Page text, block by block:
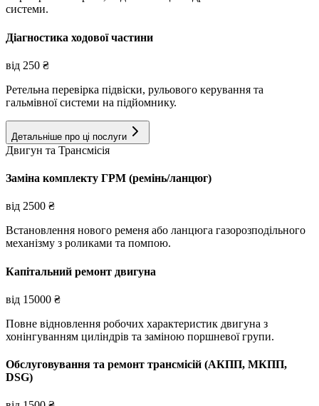
системи.
Діагностика ходової частини
від 250 ₴
Ретельна перевірка підвіски, рульового керування та
гальмівної системи на підйомнику.
Детальніше про ці послуги
Двигун та Трансмісія
Заміна комплекту ГРМ (ремінь/ланцюг)
від 2500 ₴
Встановлення нового ременя або ланцюга газорозподільного
механізму з роликами та помпою.
Капітальний ремонт двигуна
від 15000 ₴
Повне відновлення робочих характеристик двигуна з
хонінгуванням циліндрів та заміною поршневої групи.
Обслуговування та ремонт трансмісій (АКПП, МКПП,
DSG)